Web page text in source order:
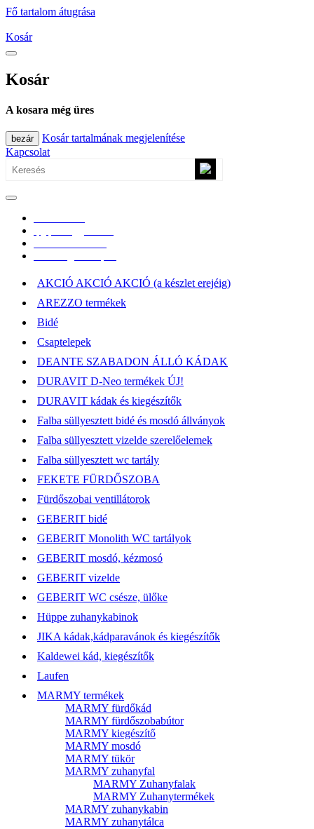
Fő tartalom átugrása
Kosár
Kosár
A kosara még üres
bezár
Kosár tartalmának megjelenítése
Kapcsolat
AKCIÓ AKCIÓ AKCIÓ (a készlet erejéig)
AREZZO termékek
Bidé
Csaptelepek
DEANTE SZABADON ÁLLÓ KÁDAK
DURAVIT D-Neo termékek ÚJ!
DURAVIT kádak és kiegészítők
Falba süllyesztett bidé és mosdó állványok
Falba süllyesztett vizelde szerelőelemek
Falba süllyesztett wc tartály
FEKETE FÜRDŐSZOBA
Fürdőszobai ventillátorok
GEBERIT bidé
GEBERIT Monolith WC tartályok
GEBERIT mosdó, kézmosó
GEBERIT vizelde
GEBERIT WC csésze, ülőke
Hüppe zuhanykabinok
JIKA kádak,kádparavánok és kiegészítők
Kaldewei kád, kiegészítők
Laufen
MARMY termékek
MARMY fürdőkád
MARMY fürdőszobabútor
MARMY kiegészítő
MARMY mosdó
MARMY tükör
MARMY zuhanyfal
MARMY Zuhanyfalak
MARMY Zuhanytermékek
MARMY zuhanykabin
MARMY zuhanytálca